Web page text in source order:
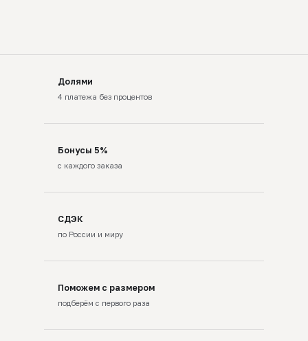
Долями
4 платежа без процентов
Бонусы 5%
с каждого заказа
СДЭК
по России и миру
Поможем с размером
подберём с первого раза